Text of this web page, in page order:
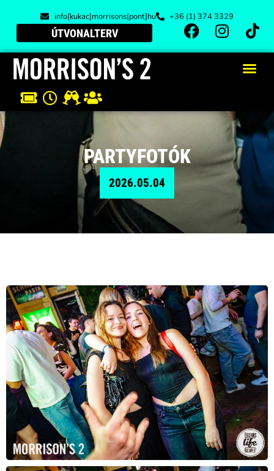
info[kukac]morrisons[pont]hu +36 (1) 374 3329
ÚTVONALTERV
PARTYFOTÓK
2026.05.04